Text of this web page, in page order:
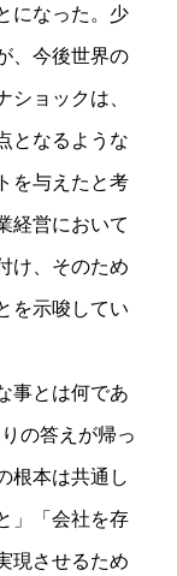
になった。少
、今後世界の
ショックは、
となるような
を与えたと考
経営において
け、そのため
を示唆してい
事とは何であ
の答えが帰っ
根本は共通し
」「会社を存
現させるため